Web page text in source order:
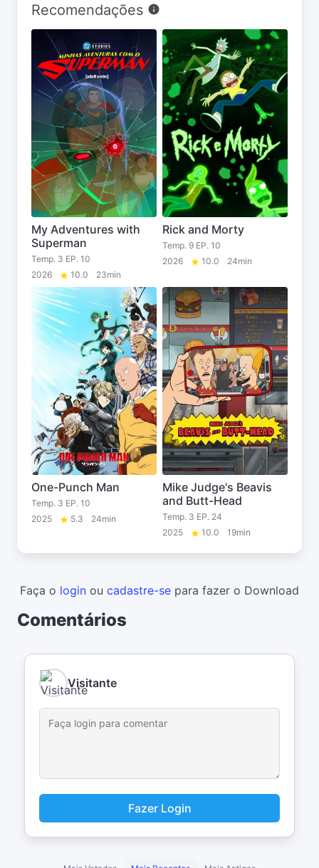
Recomendações
My Adventures with
Superman
Temp. 3 EP. 10
2026
10.0 23min
Rick and Morty
Temp. 9 EP. 10
2026
10.0 24min
One-Punch Man
Temp. 3 EP. 10
2025
5.3 24min
Mike Judge's Beavis
and Butt-Head
Temp. 3 EP. 24
2025
10.0 19min
Faça o login ou cadastre-se para fazer o Download
Comentários
Visitante
Fazer Login